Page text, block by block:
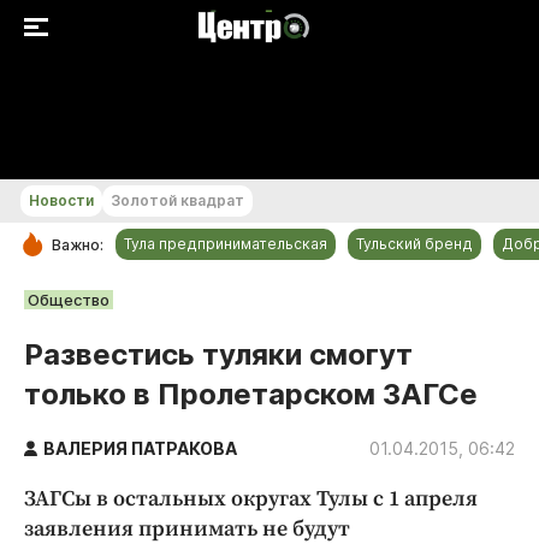
РУБРИКИ
Происшествия
Спорт
Тула предпринимательская
Новости Золотой квадрат
Важно: Тула предпринимательская Тульский бренд
Общество
Развестись туляки смогут
только в Пролетарском ЗАГСе
ВАЛЕРИЯ ПАТРАКОВА 01.04.2015, 06:42
ЗАГСы в остальных округах Тулы с 1 апреля
заявления принимать не будут